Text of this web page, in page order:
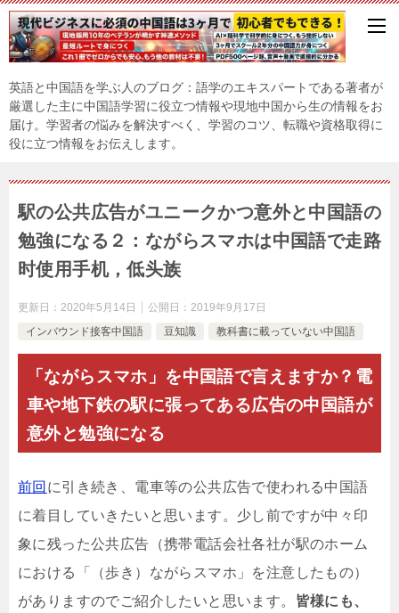
英語と中国語を学ぶ人のブログ：語学のエキスパートである著者が
厳選した主に中国語学習に役立つ情報や現地中国から生の情報をお
届け。学習者の悩みを解決すべく、学習のコツ、転職や資格取得に
役に立つ情報をお伝えします。
駅の公共広告がユニークかつ意外と中国語の
勉強になる２：ながらスマホは中国語で走路
时使用手机，低头族
更新日： 2020年5月14日 公開日： 2019年9月17日
インバウンド接客中国語
豆知識 教科書に載っていない中国語
「ながらスマホ」を中国語で言えますか？ 電
車や地下鉄の駅に張ってある広告の中国語が
意外と勉強になる
前回 に引き続き、電車等の公共広告で使われる中国語
に着目していきたいと思います。少し前ですが中々印
象に残った公共広告（携帯電話会社各社が駅のホーム
における「（歩き）ながらスマホ」を注意したもの）
がありますのでご紹介したいと思います。 皆様にも、